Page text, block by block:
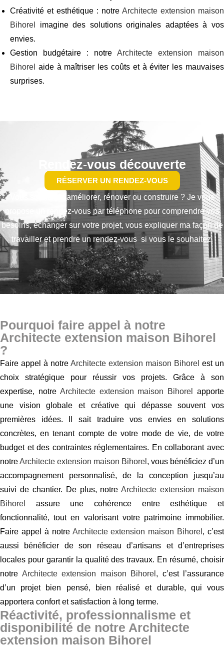
Créativité et esthétique : notre Architecte extension maison
Bihorel
imagine des solutions originales adaptées à vos
envies.
Gestion budgétaire : notre Architecte extension maison
Bihorel aide à maîtriser les coûts et à éviter les mauvaises
surprises.
Rendez-vous découverte
RÉSERVER UN RENDEZ-VOUS
Vous souhaitez améliorer, rénover ou construire ? Je vous
propose un rendez-vous par téléphone pour comprendre vos
besoins,échanger sur votre projet, vous expliquer ma façon de
travailler et prendre un rendez-vous si vous le souhaitez.
Pourquoi faire appel à notre
Architecte extension maison Bihorel
?
Faire appel à notre Architecte extension maison Bihorel est un
choix stratégique pour réussir vos projets. Grâce à son
expertise, notre Architecte extension maison Bihorel
apporte
une vision globale et créative qui dépasse souvent vos
premières idées. Il sait traduire vos envies en solutions
concrètes, en tenant compte de votre mode de vie, de votre
budget et des contraintes réglementaires. En collaborant avec
notreArchitecte extension maison Bihorel , vous bénéficiez d’un
accompagnement personnalisé, de la conception jusqu’au
suivi de chantier. De plus, notreArchitecte extension maison
Bihorel
assure une cohérence entre esthétique et
fonctionnalité, tout en valorisant votre patrimoine immobilier.
Faire appel à notre Architecte extension maison Bihorel , c’est
aussi bénéficier de son réseau d’artisans et d’entreprises
locales pour garantir la qualité des travaux. En résumé, choisir
notre Architecte extension maison Bihorel , c’est l’assurance
d’un projet bien pensé, bien réalisé et durable, qui vous
apportera confort et satisfaction à long terme.
Réactivité, professionnalisme et
disponibilité de notre Architecte
extension maison Bihorel